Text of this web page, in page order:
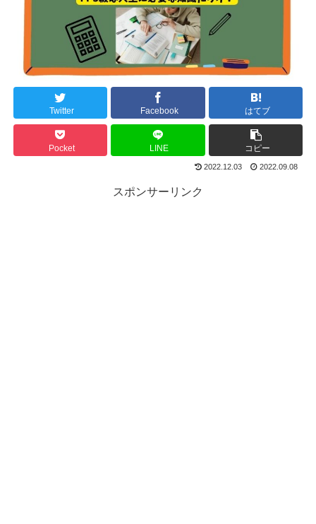
Twitter Facebook はてブ
Pocket LINE コピー
2022.12.03 2022.09.08
スポンサーリンク